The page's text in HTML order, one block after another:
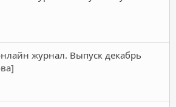
журнал. Выпуск декабрь